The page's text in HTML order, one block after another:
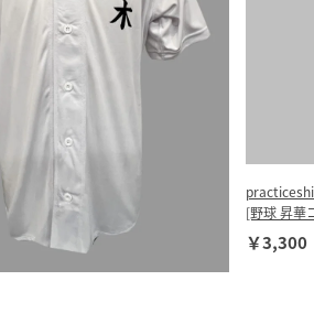
[野球 昇華
￥3,300